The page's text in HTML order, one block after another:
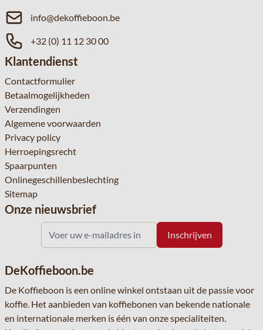
info@dekoffieboon.be
+32 (0) 11 12 30 00
Klantendienst
Contactformulier
Betaalmogelijkheden
Verzendingen
Algemene voorwaarden
Privacy policy
Herroepingsrecht
Spaarpunten
Onlinegeschillenbeslechting
Sitemap
Onze nieuwsbrief
DeKoffieboon.be
De Koffieboon is een online winkel ontstaan uit de passie voor
koffie. Het aanbieden van koffiebonen van bekende nationale
en internationale merken is één van onze specialiteiten.